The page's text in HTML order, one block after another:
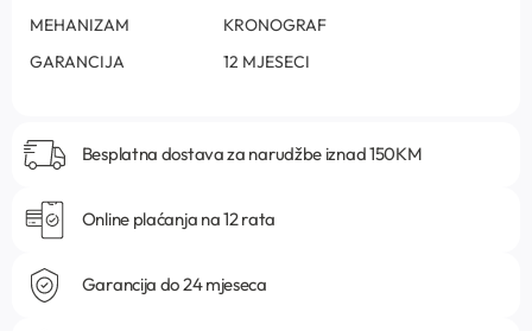
MEHANIZAM
KRONOGRAF
GARANCIJA
12 MJESECI
Besplatna dostava za narudžbe iznad 150KM
Online plaćanja na 12 rata
Garancija do 24 mjeseca